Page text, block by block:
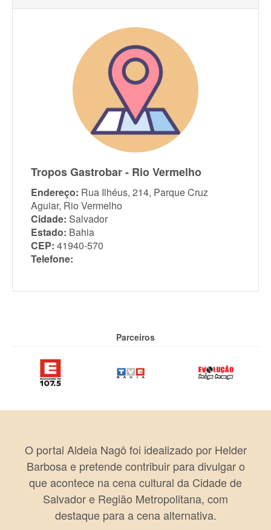
Tropos Gastrobar - Rio Vermelho
Endereço: Rua Ilhéus, 214, Parque Cruz
Aguiar, Rio Vermelho
Cidade: Salvador
Estado: Bahia
CEP: 41940-570
Telefone:
Parceiros
O portal Aldeia Nagô foi idealizado por Helder
Barbosa e pretende contribuir para divulgar o
que acontece na cena cultural da Cidade de
Salvador e Região Metropolitana, com
destaque para a cena alternativa.